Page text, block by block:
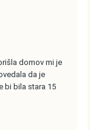
domov mi je
da je
bi bila stara 15